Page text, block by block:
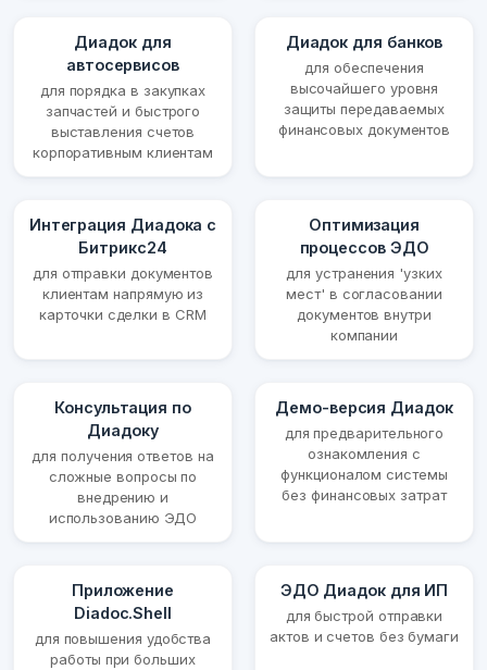
Диадок для
автосервисов
для порядка в закупках
запчастей и быстрого
выставления счетов
корпоративным клиентам
Диадок для банков
для обеспечения
высочайшего уровня
защиты передаваемых
финансовых документов
Интеграция Диадока с
Битрикс24
для отправки документов
клиентам напрямую из
карточки сделки в CRM
Оптимизация
процессов ЭДО
для устранения 'узких
мест' в согласовании
документов внутри
компании
Консультация по
Диадоку
для получения ответов на
сложные вопросы по
внедрению и
использованию ЭДО
Демо-версия Диадок
для предварительного
ознакомления с
функционалом системы
без финансовых затрат
Приложение
Diadoc.Shell
для повышения удобства
работы при больших
ЭДО Диадок для ИП
для быстрой отправки
актов и счетов без бумаги